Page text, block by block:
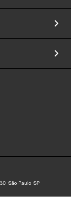
São Paulo SP